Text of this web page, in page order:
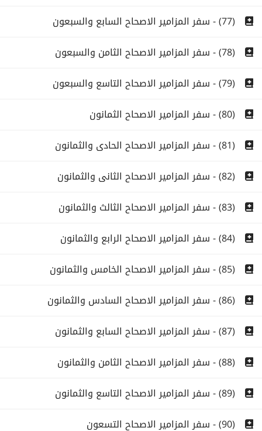
(77) - سفر المزامير الاصحاح السابع والسبعون
(78) - سفر المزامير الاصحاح الثامن والسبعون
(79) - سفر المزامير الاصحاح التاسع والسبعون
(80) - سفر المزامير الاصحاح الثمانون
(81) - سفر المزامير الاصحاح الحادى والثمانون
(82) - سفر المزامير الاصحاح الثانى والثمانون
(83) - سفر المزامير الاصحاح الثالث والثمانون
(84) - سفر المزامير الاصحاح الرابع والثمانون
(85) - سفر المزامير الاصحاح الخامس والثمانون
(86) - سفر المزامير الاصحاح السادس والثمانون
(87) - سفر المزامير الاصحاح السابع والثمانون
(88) - سفر المزامير الاصحاح الثامن والثمانون
(89) - سفر المزامير الاصحاح التاسع والثمانون
(90) - سفر المزامير الاصحاح التسعون